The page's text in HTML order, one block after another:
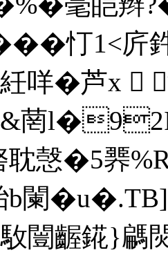
忊1<
咩�芦x 
菵
耽愨�5臩
b闌
闓齷錵}騗